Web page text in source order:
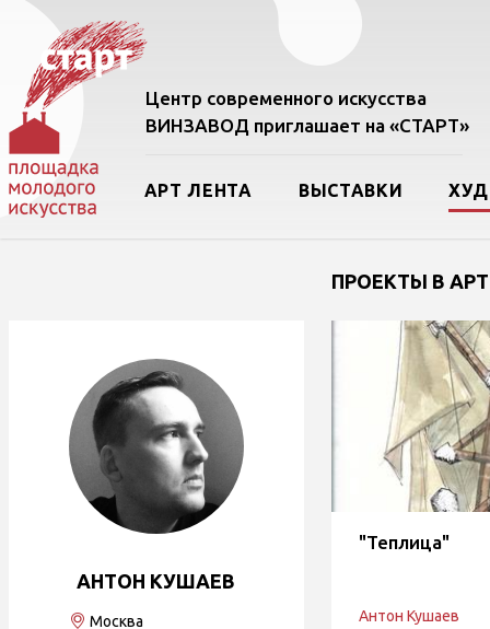
Центр современного искусства
ВИНЗАВОД приглашает на «СТАРТ»
АРТ ЛЕНТА ВЫСТАВКИ
АНТОН КУШАЕВ
Москва
ПРОЕКТЫ В
"Теплица"
Антон Кушаев